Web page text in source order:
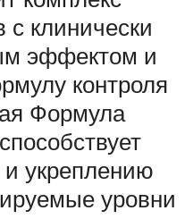
с клинически
эффектом и
контроля
Формула
укреплению
уровни